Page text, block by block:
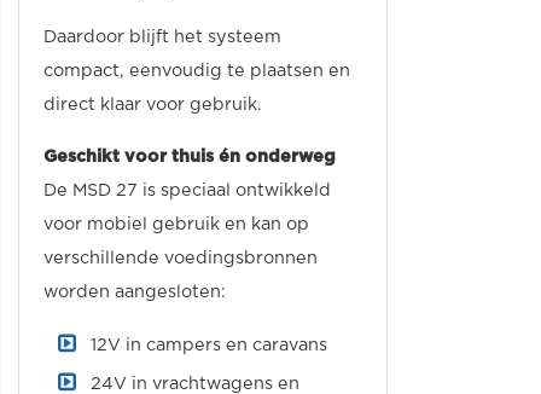
Daardoor blijft het systeem
compact, eenvoudig te plaatsen en
direct klaar voor gebruik.
Geschikt voor thuis én onderweg
De MSD 27 is speciaal ontwikkeld
voor mobiel gebruik en kan op
verschillende voedingsbronnen
worden aangesloten:
12V in campers en caravans
24V in vrachtwagens en